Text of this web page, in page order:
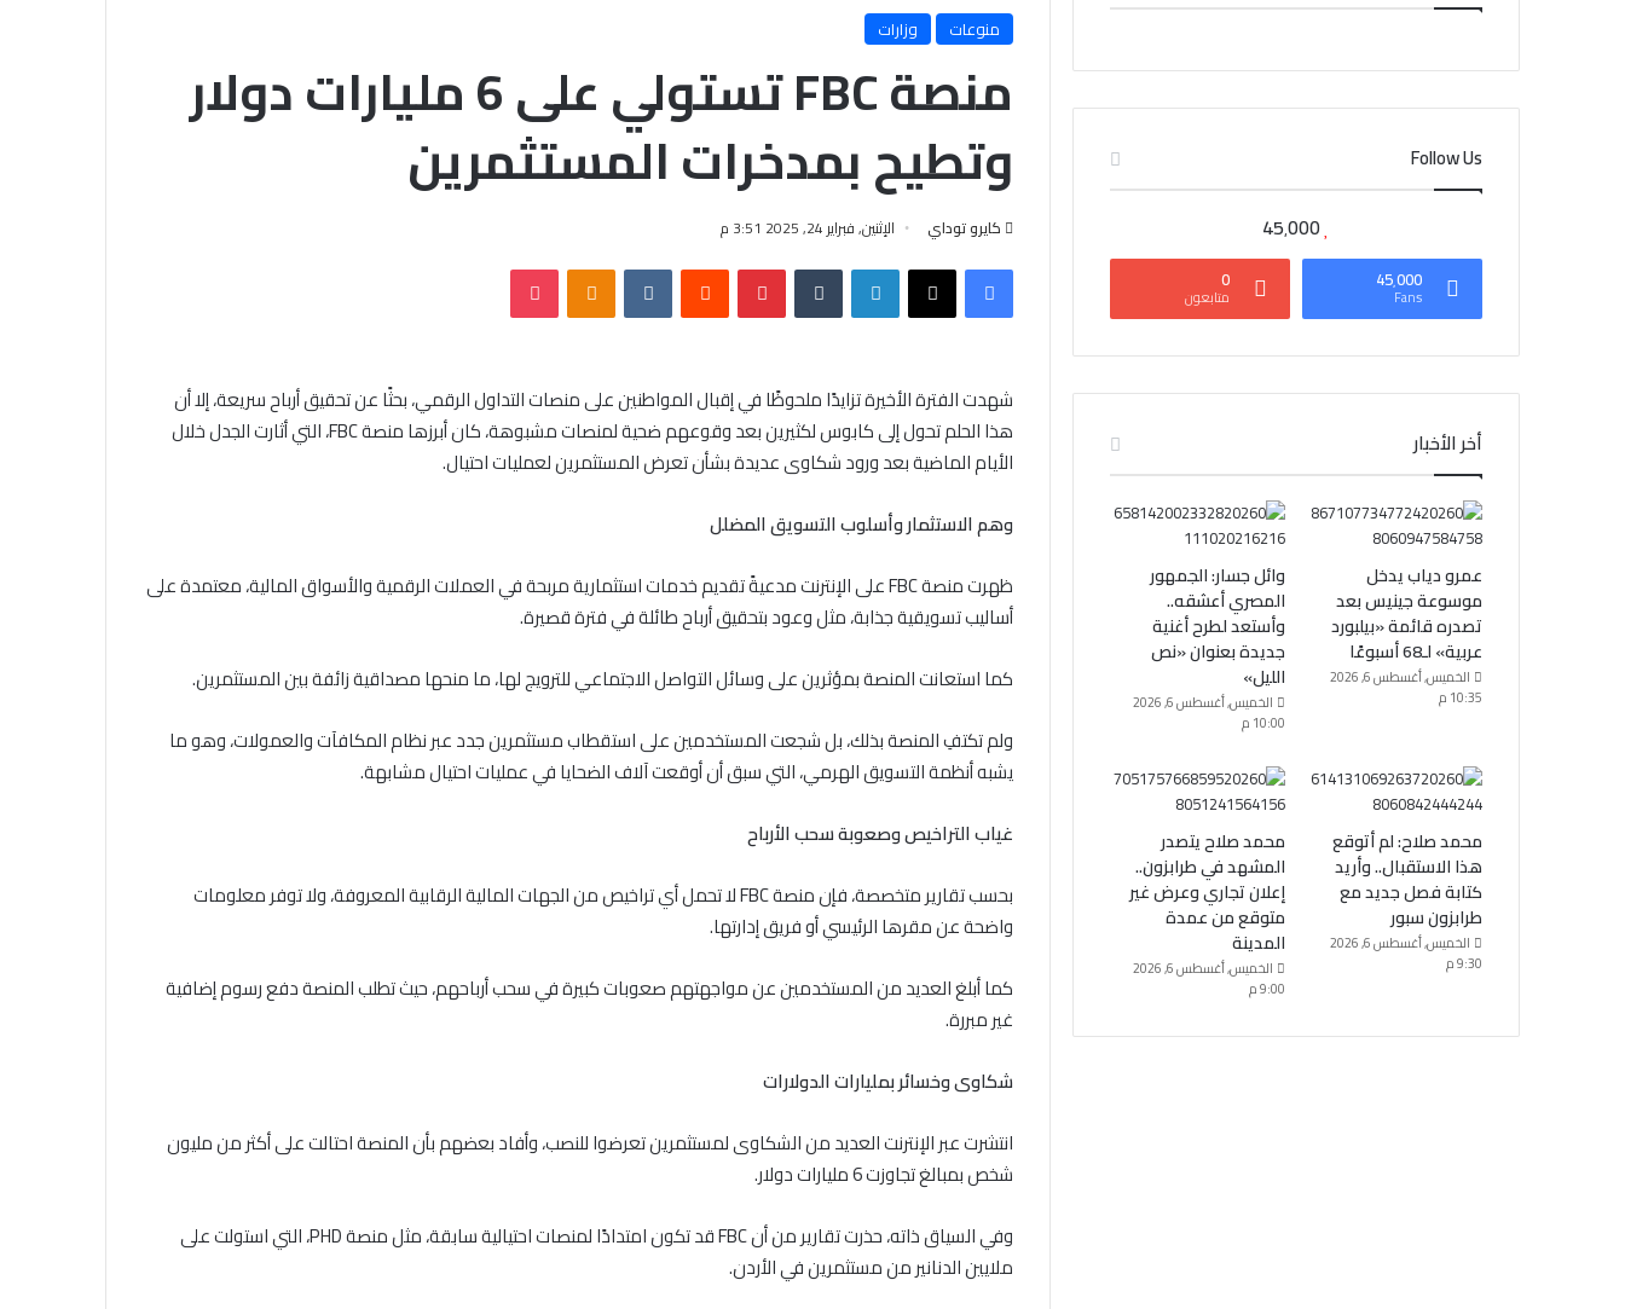
منوعات
وزارات
منصة FBC تستولي على 6 مليارات دولار
وتطيح بمدخرات المستثمرين
كايرو توداي الإثنين, فبراير 24, 2025 3:51 م
فيسبوك لينكدإن بينتيريست
شهدت الفترة الأخيرة تزايدًا ملحوظًا في إقبال المواطنين على منصات التداول الرقمي، بحثًا عن تحقيق أرباح سريعة، إلا أن
هذا الحلم تحول إلى كابوس لكثيرين بعد وقوعهم ضحية لمنصات مشبوهة، كان أبرزها منصة FBC، التي أثارت الجدل خلال
الأيام الماضية بعد ورود شكاوى عديدة بشأن تعرض المستثمرين لعمليات احتيال.
وهم الاستثمار وأسلوب التسويق المضلل
ظهرت منصة FBC على الإنترنت مدعيةً تقديم خدمات استثمارية مربحة في العملات الرقمية والأسواق المالية، معتمدة على
أساليب تسويقية جذابة، مثل وعود بتحقيق أرباح طائلة في فترة قصيرة.
كما استعانت المنصة بمؤثرين على وسائل التواصل الاجتماعي للترويج لها، ما منحها مصداقية زائفة بين المستثمرين.
ولم تكتفِ المنصة بذلك، بل شجعت المستخدمين على استقطاب مستثمرين جدد عبر نظام المكافآت والعمولات، وهو ما
يشبه أنظمة التسويق الهرمي، التي سبق أن أوقعت آلاف الضحايا في عمليات احتيال مشابهة.
غياب التراخيص وصعوبة سحب الأرباح
بحسب تقارير متخصصة، فإن منصة FBC لا تحمل أي تراخيص من الجهات المالية الرقابية المعروفة، ولا توفر معلومات
واضحة عن مقرها الرئيسي أو فريق إدارتها.
كما أبلغ العديد من المستخدمين عن مواجهتهم صعوبات كبيرة في سحب أرباحهم، حيث تطلب المنصة دفع رسوم إضافية
غير مبررة.
شكاوى وخسائر بمليارات الدولارات
انتشرت عبر الإنترنت العديد من الشكاوى لمستثمرين تعرضوا للنصب، وأفاد بعضهم بأن المنصة احتالت على أكثر من مليون
شخص بمبالغ تجاوزت 6 مليارات دولار.
وفي السياق ذاته، حذرت تقارير من أن FBC قد تكون امتدادًا لمنصات احتيالية سابقة، مثل منصة PHD، التي استولت على
ملايين الدنانير من مستثمرين في الأردن.
Follow Us
45٬000
45٬000
Fans
0
متابعون
أخر الأخبار
عمرو دياب يدخل
موسوعة جينيس بعد
تصدره قائمة «بيلبورد
عربية» لـ68 أسبوعًا
الخميس, أغسطس 6, 2026
10:35 م
وائل جسار: الجمهور
المصري أعشقه..
وأستعد لطرح أغنية
جديدة بعنوان «نص
الليل»
الخميس, أغسطس 6, 2026
10:00 م
محمد صلاح: لم أتوقع
هذا الاستقبال.. وأريد
كتابة فصل جديد مع
طرابزون سبور
الخميس, أغسطس 6, 2026
9:30 م
محمد صلاح يتصدر
المشهد في طرابزون..
إعلان تجاري وعرض غير
متوقع من عمدة
المدينة
الخميس, أغسطس 6, 2026
9:00 م